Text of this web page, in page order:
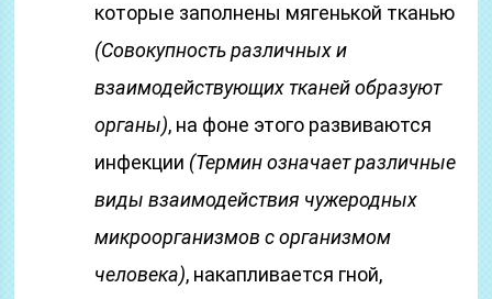
которые заполнены мягенькой тканью
(Совокупность различных и
взаимодействующих тканей образуют
органы), на фоне этого развиваются
инфекции (Термин означает различные
виды взаимодействия чужеродных
микроорганизмов с организмом
человека), накапливается гной,